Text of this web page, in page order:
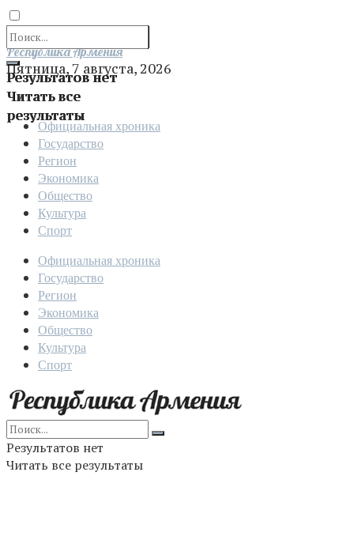
Результатов нет
Читать все
результаты
Отправить
Республика Армения
Пятница, 7 августа, 2026
Официальная хроника
Государство
Регион
Экономика
Общество
Культура
Спорт
Официальная хроника
Государство
Регион
Экономика
Общество
Культура
Спорт
Результатов нет
Читать все результаты